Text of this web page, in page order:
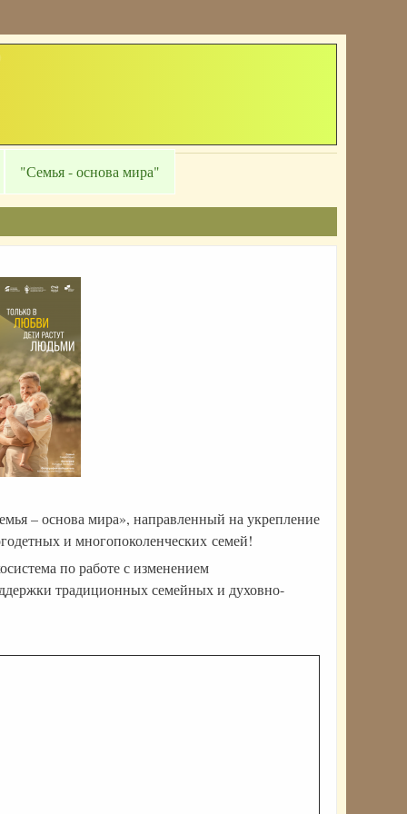
"Семья - основа мира"
– основа мира», направленный на укрепление
и многопоколенческих семей!
по работе с изменением
традиционных семейных и духовно-